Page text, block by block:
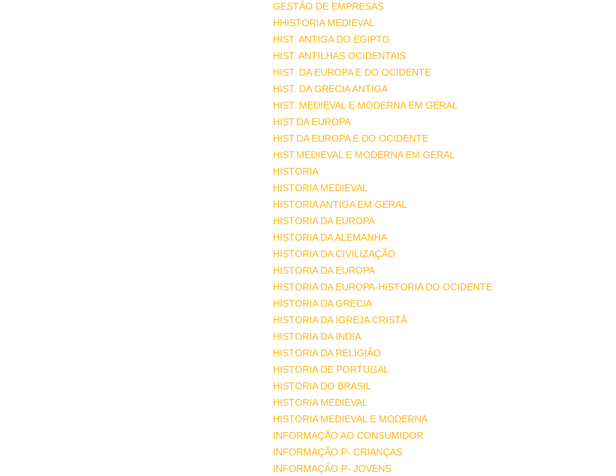
GESTÃO DE EMPRESAS
HHISTORIA MEDIEVAL
HIST. ANTIGA DO EGIPTO
HIST. ANTILHAS OCIDENTAIS
HIST. DA EUROPA E DO OCIDENTE
HIST. DA GRECIA ANTIGA
HIST. MEDIEVAL E MODERNA EM GERAL
HIST.DA EUROPA
HIST.DA EUROPA E DO OCIDENTE
HIST.MEDIEVAL E MODERNA EM GERAL
HISTORIA
HISTORIA MEDIEVAL
HISTORIA ANTIGA EM GERAL
HISTORIA DA EUROPA
HISTORIA DA ALEMANHA
HISTORIA DA CIVILIZAÇÃO
HISTORIA DA EUROPA
HISTORIA DA EUROPA-HISTORIA DO OCIDENTE
HISTORIA DA GRECIA
HISTORIA DA IGREJA CRISTÃ
HISTORIA DA INDIA
HISTORIA DA RELIGIÃO
HISTORIA DE PORTUGAL
HISTORIA DO BRASIL
HISTORIA MEDIEVAL
HISTORIA MEDIEVAL E MODERNA
INFORMAÇÃO AO CONSUMIDOR
INFORMAÇÃO P- CRIANÇAS
INFORMAÇÃO P- JOVENS